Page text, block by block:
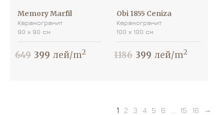
Memory Marfil
Керамогранит
90 х 90 см
649 399 лей/m2
Obi 1855 Ceniza
Керамогранит
100 х 100 см
1186 399 лей/m2
1 2 3 4 5 6 15 16